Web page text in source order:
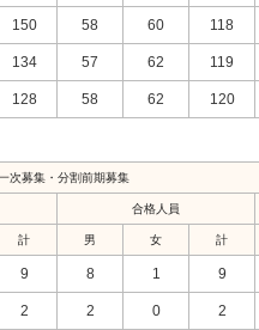
150 58 60 118
134 57 62 119
128 58 62 120
次募集・分割前期募集
合格人員
計 男 女 計
9 8 1 9
2 2 0 2